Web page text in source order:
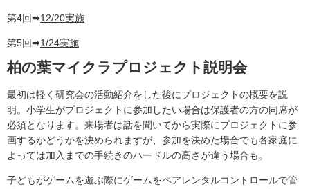
第4回➡12/20実施
第5回➡1/24実施
柏の葉マイクラプロジェクト説明会
最初は軽く研究会の活動紹介をした後にプロジェクトの概要を説
明。小学生がプロジェクトに参加したい場合は保護者の方の同席が
必須となります。来場者は話を聞いてから実際にプロジェクトに参
画するかどうかを決められますが、参加を決めた場合でも各家庭に
よっては加入までの手続きのハードルの高さが違う場合も。
子どもがゲームを遊ぶ際にゲームをペアレンタルコントロールで管